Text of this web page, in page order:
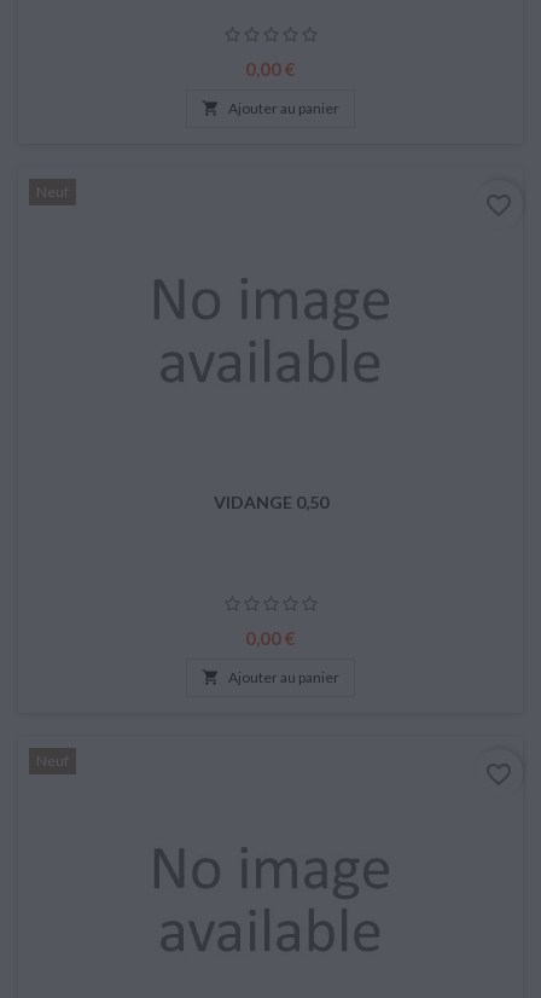
Prix
0,00 €
 Ajouter au panier
Neuf
VIDANGE 0,50
Prix
0,00 €
 Ajouter au panier
favorite_border
Neuf favorite_border